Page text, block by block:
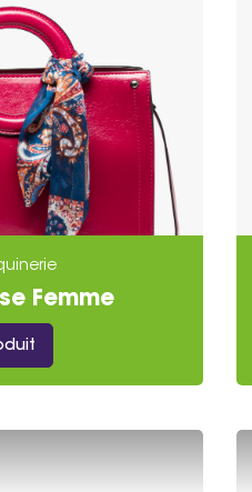
Femme